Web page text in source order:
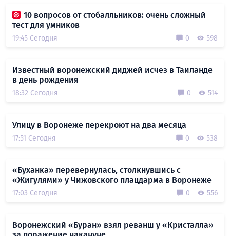
10 вопросов от стобалльников: очень сложный
тест для умников
19:45 Сегодня 0 598
Известный воронежский диджей исчез в Таиланде
в день рождения
18:32 Сегодня 0 514
Улицу в Воронеже перекроют на два месяца
17:51 Сегодня 0 538
«Буханка» перевернулась, столкнувшись с
«Жигулями» у Чижовского плацдарма в Воронеже
17:03 Сегодня 0 556
Воронежский «Буран» взял реванш у «Кристалла»